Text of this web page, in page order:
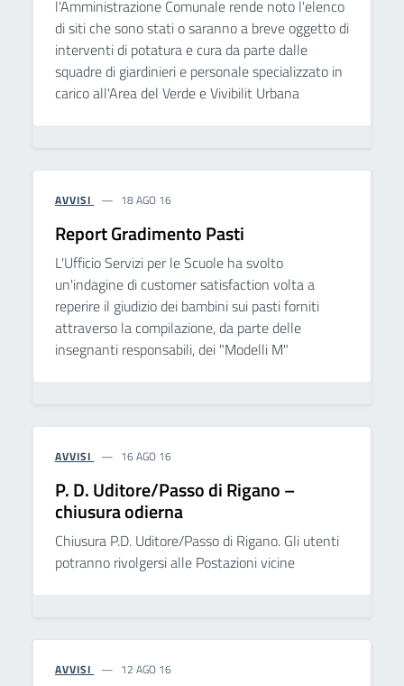
l'Amministrazione Comunale rende noto l'elenco
di siti che sono stati o saranno a breve oggetto di
interventi di potatura e cura da parte dalle
squadre di giardinieri e personale specializzato in
carico all'Area del Verde e Vivibilit Urbana
AVVISI 18 AGO 16
Report Gradimento Pasti
L'Ufficio Servizi per le Scuole ha svolto
un'indagine di customer satisfaction volta a
reperire il giudizio dei bambini sui pasti forniti
attraverso la compilazione, da parte delle
insegnanti responsabili, dei "Modelli M"
AVVISI 16 AGO 16
P. D. Uditore/Passo di Rigano –
chiusura odierna
Chiusura P.D. Uditore/Passo di Rigano. Gli utenti
potranno rivolgersi alle Postazioni vicine
AVVISI 12 AGO 16